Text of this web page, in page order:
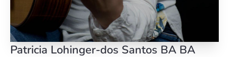
Patricia Lohinger-dos Santos BA BA